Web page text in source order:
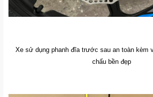
Xe sử dụng phanh đĩa trước sau an toàn kèm
chấu bền đẹp